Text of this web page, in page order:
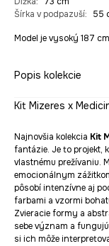
Šírka v podpazuší: 55
Model je vysoký 187
Popis kolekcie
Kit Mizeres x
Najnovšia kolekcia Kit
fantázie. Je to projekt,
vlastnému prežívaniu.
emocionálnym
pôsobí intenzívne aj
farbami a vzormi
Zvieracie formy a
sebe význam a
si ich môže